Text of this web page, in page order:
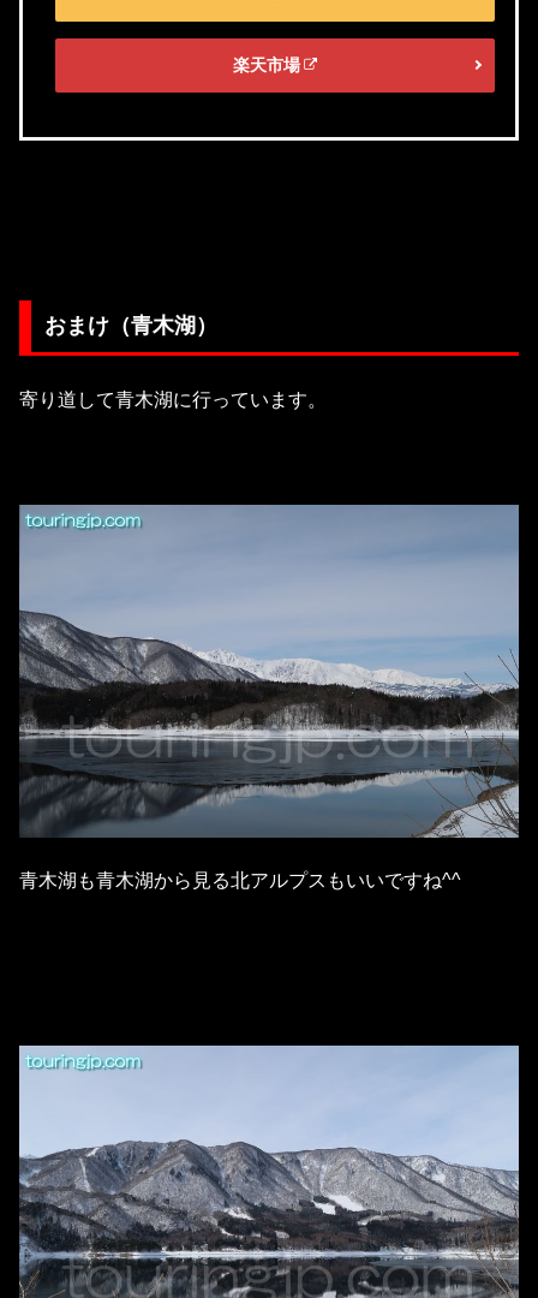
楽天市場
おまけ（青木湖）
寄り道して青木湖に行っています。
青木湖も青木湖から見る北アルプスもいいですね^^